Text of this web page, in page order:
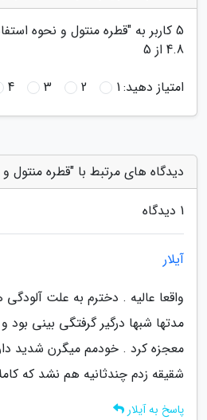
5 کاربر به "قطره منتول و نحوه
4.8 از 5
امتیاز دهید:1
2
3
4
دیدگاه های مرتبط با "قطره منتول
1 دیدگاه
آیلار
واقعا عالیه . دخترم به علت آلودگی
مدتها شبها درگیر گرفتگی بینی بود
معجزه کرد . خودمم میگرن شدید
شقیقه زدم چندثانیه هم نشد که
پاسخ به آیلار